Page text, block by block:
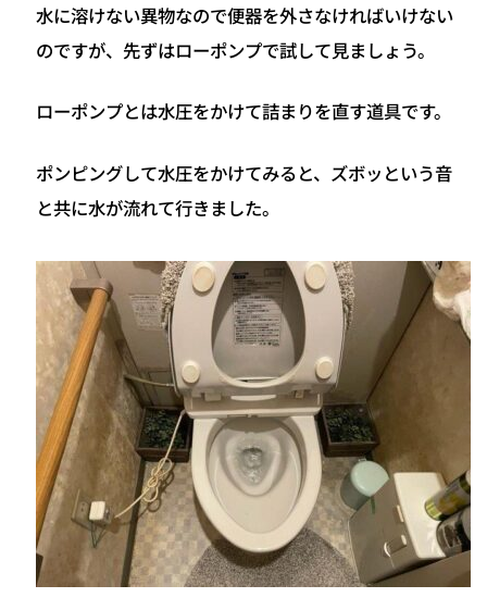
水に溶けない異物なので便器を外さなければいけない
のですが、先ずはローポンプで試して見ましょう。
ローポンプとは水圧をかけて詰まりを直す道具です。
ポンピングして水圧をかけてみると、ズボッという音
と共に水が流れて行きました。